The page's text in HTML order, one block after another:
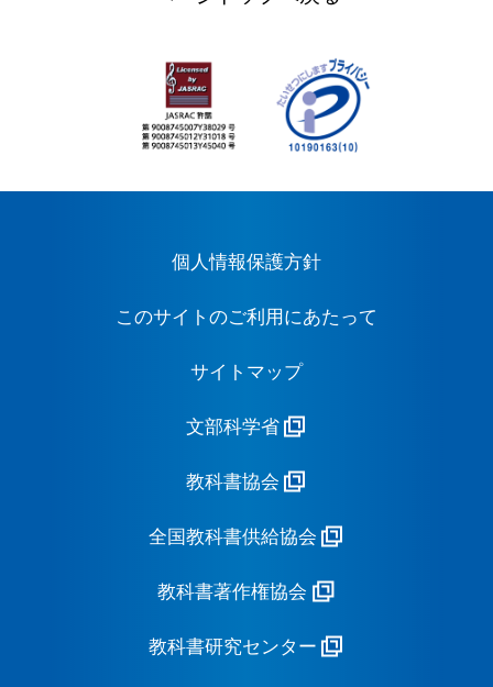
個人情報保護方針
このサイトのご利用にあたって
サイトマップ
文部科学省
教科書協会
全国教科書供給協会
教科書著作権協会
教科書研究センター